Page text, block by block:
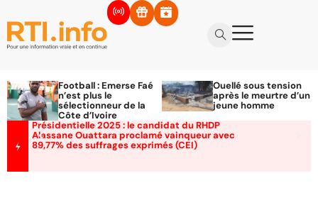
Football : Emerse Faé
n’est plus le
sélectionneur de la
Côte d’Ivoire
Ouellé sous tension
après le meurtre d’un
jeune homme
Présidentielle 2025 : le candidat du RHDP
Alassane Ouattara proclamé vainqueur avec
89,77% des suffrages exprimés (CEI)